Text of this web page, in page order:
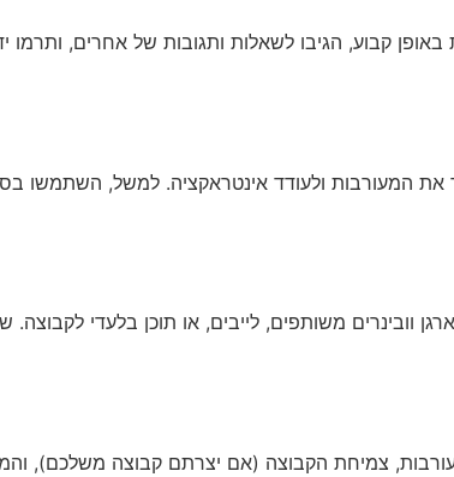
קבוע, הגיבו לשאלות ותגובות של אחרים, ותרמו
את המעורבות ולעודד אינטראקציה. למשל, השתמשו
משותפים, לייבים, או תוכן בלעדי לקבוצה.
צמיחת הקבוצה (אם יצרתם קבוצה משלכם),